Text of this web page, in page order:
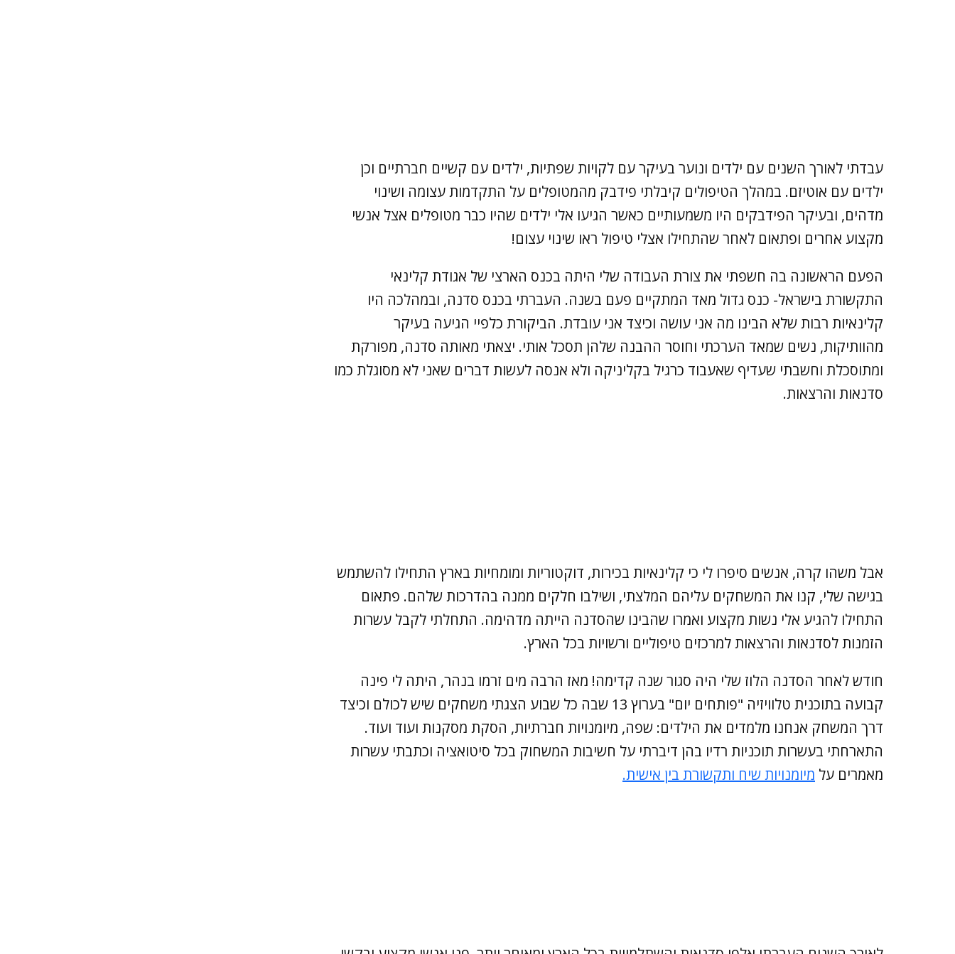
עבדתי לאורך השנים עם ילדים ונוער בעיקר עם לקויות שפתיות, ילדים עם קשיים חברתיים וכן
ילדים עם אוטיזם. במהלך הטיפולים קיבלתי פידבק מהמטופלים על התקדמות עצומה ושינוי
מדהים, ובעיקר הפידבקים היו משמעותיים כאשר הגיעו אלי ילדים שהיו כבר מטופלים אצל אנשי
מקצוע אחרים ופתאום לאחר שהתחילו אצלי טיפול ראו שינוי עצום!
הפעם הראשונה בה חשפתי את צורת העבודה שלי היתה בכנס הארצי של אגודת קלינאי
התקשורת בישראל- כנס גדול מאד המתקיים פעם בשנה. העברתי בכנס סדנה, ובמהלכה היו
קלינאיות רבות שלא הבינו מה אני עושה וכיצד אני עובדת. הביקורת כלפיי הגיעה בעיקר
מהוותיקות, נשים שמאד הערכתי וחוסר ההבנה שלהן תסכל אותי. יצאתי מאותה סדנה, מפורקת
ומתוסכלת וחשבתי שעדיף שאעבוד כרגיל בקליניקה ולא אנסה לעשות דברים שאני לא מסוגלת כמו
סדנאות והרצאות.
אבל משהו קרה, אנשים סיפרו לי כי קלינאיות בכירות, דוקטוריות ומומחיות בארץ התחילו להשתמש
בגישה שלי, קנו את המשחקים עליהם המלצתי, ושילבו חלקים ממנה בהדרכות שלהם. פתאום
התחילו להגיע אלי נשות מקצוע ואמרו שהבינו שהסדנה הייתה מדהימה. התחלתי לקבל עשרות
הזמנות לסדנאות והרצאות למרכזים טיפוליים ורשויות בכל הארץ.
חודש לאחר הסדנה הלוז שלי היה סגור שנה קדימה! מאז הרבה מים זרמו בנהר, היתה לי פינה
קבועה בתוכנית טלוויזיה "פותחים יום" בערוץ 13 שבה כל שבוע הצגתי משחקים שיש לכולם וכיצד
דרך המשחק אנחנו מלמדים את הילדים: שפה, מיומנויות חברתיות, הסקת מסקנות ועוד ועוד.
התארחתי בעשרות תוכניות רדיו בהן דיברתי על חשיבות המשחוק בכל סיטואציה וכתבתי עשרות
מאמרים על מיומנויות שיח ותקשורת בין אישית.